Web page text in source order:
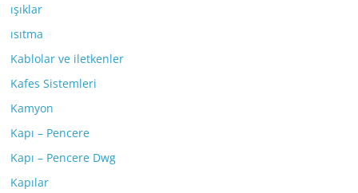
ışıklar
ısıtma
Kablolar ve iletkenler
Kafes Sistemleri
Kamyon
Kapı – Pencere
Kapı – Pencere Dwg
Kapılar